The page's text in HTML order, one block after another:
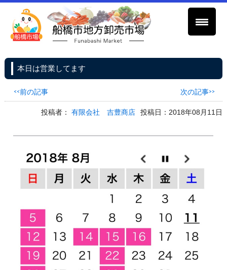
本日は営業してます
<<前の記事 次の記事>>
投稿者：有限会社 吉豊商店 投稿日：2018年08月11日